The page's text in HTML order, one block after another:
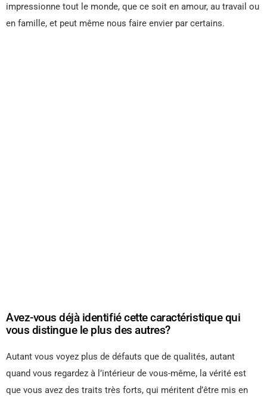
impressionne tout le monde, que ce soit en amour, au travail ou
en famille, et peut même nous faire envier par certains.
Avez-vous déjà identifié cette caractéristique qui
vous distingue le plus des autres?
Autant vous voyez plus de défauts que de qualités, autant
quand vous regardez à l’intérieur de vous-même, la vérité est
que vous avez des traits très forts, qui méritent d’être mis en